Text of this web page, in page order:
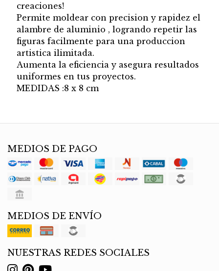
creaciones!
Permite moldear con precision y rapidez el
alambre de aluminio , logrando repetir las
figuras facilmente para una produccion
artistica ilimitada.
Aumenta la eficiencia y asegura resultados
uniformes en tus proyectos.
MEDIDAS :8 x 8 cm
MEDIOS DE PAGO
MEDIOS DE ENVÍO
NUESTRAS REDES SOCIALES